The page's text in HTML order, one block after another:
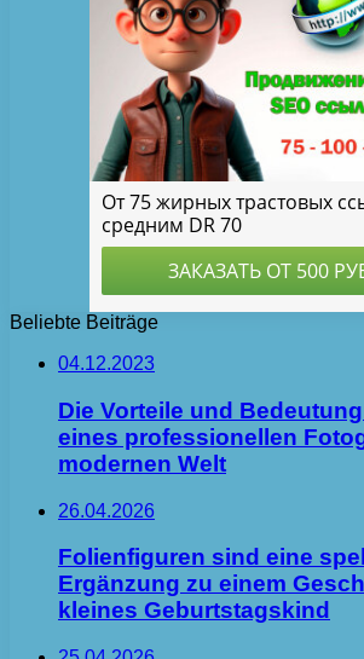
Beliebte Beiträge
04.12.2023
Die Vorteile und
eines professionellen
modernen Welt
26.04.2026
Folienfiguren sind eine
Ergänzung zu einem
kleines Geburtstagskind